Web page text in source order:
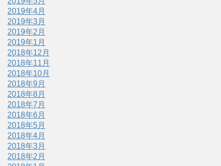
2019年4月
2019年3月
2019年2月
2019年1月
2018年12月
2018年11月
2018年10月
2018年9月
2018年8月
2018年7月
2018年6月
2018年5月
2018年4月
2018年3月
2018年2月